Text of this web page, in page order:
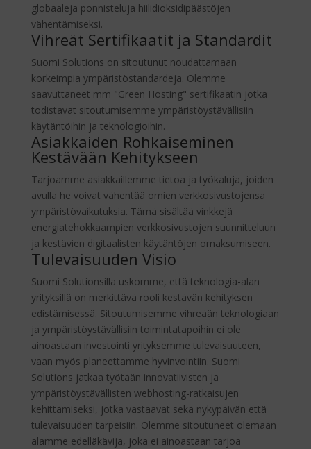
globaaleja ponnisteluja hiilidioksidipäästöjen
vähentämiseksi.
Vihreät Sertifikaatit ja Standardit
Suomi Solutions on sitoutunut noudattamaan
korkeimpia ympäristöstandardeja. Olemme
saavuttaneet mm "Green Hosting" sertifikaatin jotka
todistavat sitoutumisemme ympäristöystävällisiin
käytäntöihin ja teknologioihin.
Asiakkaiden Rohkaiseminen
Kestävään Kehitykseen
Tarjoamme asiakkaillemme tietoa ja työkaluja, joiden
avulla he voivat vähentää omien verkkosivustojensa
ympäristövaikutuksia. Tämä sisältää vinkkejä
energiatehokkaampien verkkosivustojen suunnitteluun
ja kestävien digitaalisten käytäntöjen omaksumiseen.
Tulevaisuuden Visio
Suomi Solutionsilla uskomme, että teknologia-alan
yrityksillä on merkittävä rooli kestävän kehityksen
edistämisessä. Sitoutumisemme vihreään teknologiaan
ja ympäristöystävällisiin toimintatapoihin ei ole
ainoastaan investointi yrityksemme tulevaisuuteen,
vaan myös planeettamme hyvinvointiin. Suomi
Solutions jatkaa työtään innovatiivisten ja
ympäristöystävällisten webhosting-ratkaisujen
kehittämiseksi, jotka vastaavat sekä nykypäivän että
tulevaisuuden tarpeisiin. Olemme sitoutuneet olemaan
alamme edelläkävijä, joka ei ainoastaan tarjoa